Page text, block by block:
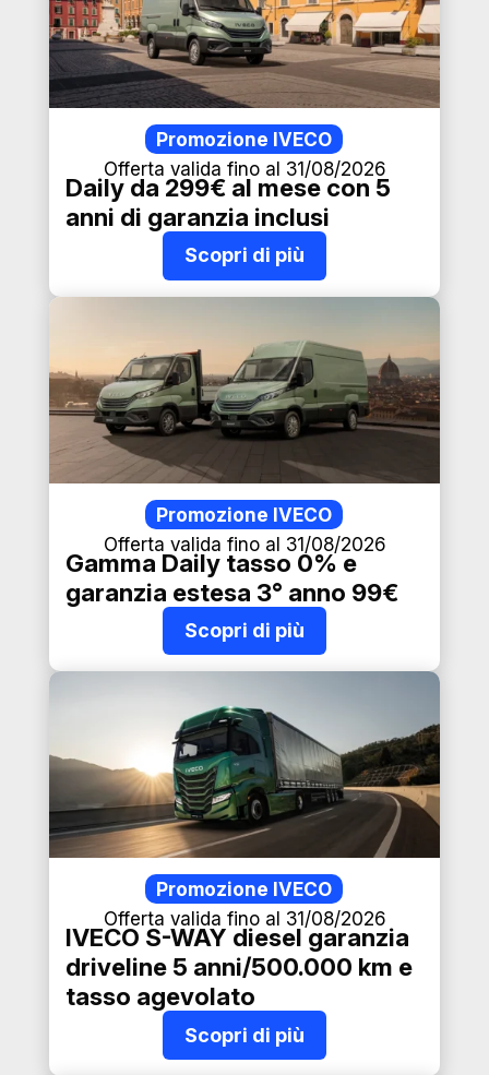
Promozione IVECO
Offerta valida fino al 31/08/2026
Daily da 299€ al mese con 5
anni di garanzia inclusi
Scopri di più
Promozione IVECO
Offerta valida fino al 31/08/2026
Gamma Daily tasso 0% e
garanzia estesa 3° anno 99€
Scopri di più
Promozione IVECO
Offerta valida fino al 31/08/2026
IVECO S-WAY diesel garanzia
driveline 5 anni/500.000 km e
tasso agevolato
Scopri di più